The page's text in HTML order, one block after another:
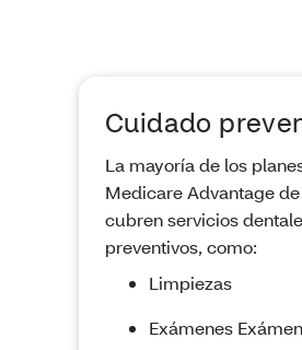
Cuidado
La mayoría de los
Medicare Advantage
cubren servicios
preventivos, como:
Limpiezas
Exámenes